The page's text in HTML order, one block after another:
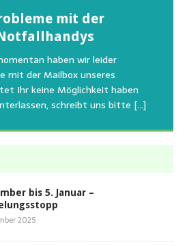
mit der
haben wir leider
mit der Mailbox unseres
Ihr keine Möglichkeit haben
schreibt uns bitte […]
weisen wir darauf hin, dass die
natürlich, wie auch in
immer noch für alle verwaisten
im Tierheim
dass am Tag vom
zum Schutz unserer Tiere
unserer Hunde erleben einen
Begegnung[…]
unserer Fellnasen
wir liebe Anfragen, wie man
kann. Natürlich ziehen
auch uns so richtig in die Knie
bis 5. Januar –
2025